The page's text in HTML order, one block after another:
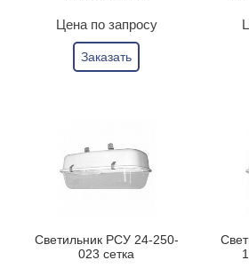
Цена по запросу
Заказать
Светильник РСУ 24-250-
023 сетка